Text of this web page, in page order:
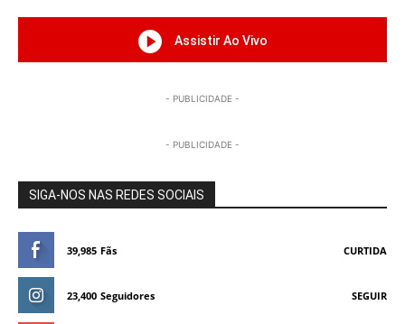
Assistir Ao Vivo
- PUBLICIDADE -
- PUBLICIDADE -
SIGA-NOS NAS REDES SOCIAIS
39,985 Fãs CURTIDA
23,400 Seguidores SEGUIR